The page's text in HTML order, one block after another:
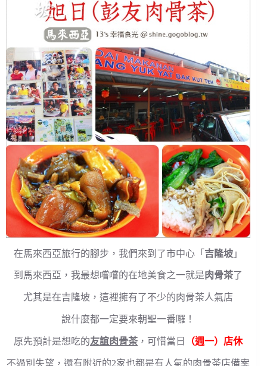
在馬來西亞旅行的腳步，我們來到了市中心「 吉隆坡 」
到馬來西亞，我最想嚐嚐的在地美食之一就是肉骨茶了
尤其是在吉隆坡，這裡擁有了不少的肉骨茶人氣店
說什麼都一定要來朝聖一番囉！
原先預計是想吃的友誼肉骨茶 ，可惜當日 （週一）店休
不過別失望，還有附近的2家也都是有人氣的肉骨茶店備案